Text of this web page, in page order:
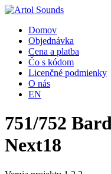
Domov
Objednávka
Cena a platba
Čo s kódom
Licenčné podmienky
O nás
EN
751/752
Next18